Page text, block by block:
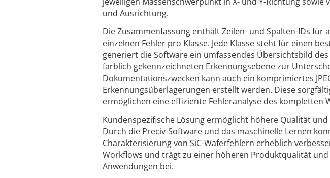
und Ausrichtung.
Die Zusammenfassung enthält Zeilen- und Spalten-IDs für
einzelnen Fehler pro Klasse. Jede Klasse steht für einen
generiert die Software ein umfassendes Übersichtsbild
farblich gekennzeichneten Erkennungsebene zur
Dokumentationszwecken kann auch ein komprimiertes
Erkennungsüberlagerungen erstellt werden. Diese
ermöglichen eine effiziente Fehleranalyse des kompletten
Kundenspezifische Lösung ermöglicht höhere Qualität und
Durch die Preciv-Software und das maschinelle Lernen
Charakterisierung von SiC-Waferfehlern erheblich
Workflows und trägt zu einer höheren Produktqualität
Anwendungen bei.